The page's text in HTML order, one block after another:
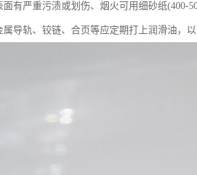
面有严重污渍或划伤、烟火可用细砂纸(400-
属导轨、铰链、合页等应定期打上润滑油，以